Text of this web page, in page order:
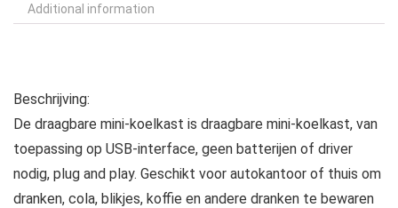
Additional information
Beschrijving:
De draagbare mini-koelkast is draagbare mini-koelkast, van
toepassing op USB-interface, geen batterijen of driver
nodig, plug and play. Geschikt voor autokantoor of thuis om
dranken, cola, blikjes, koffie en andere dranken te bewaren